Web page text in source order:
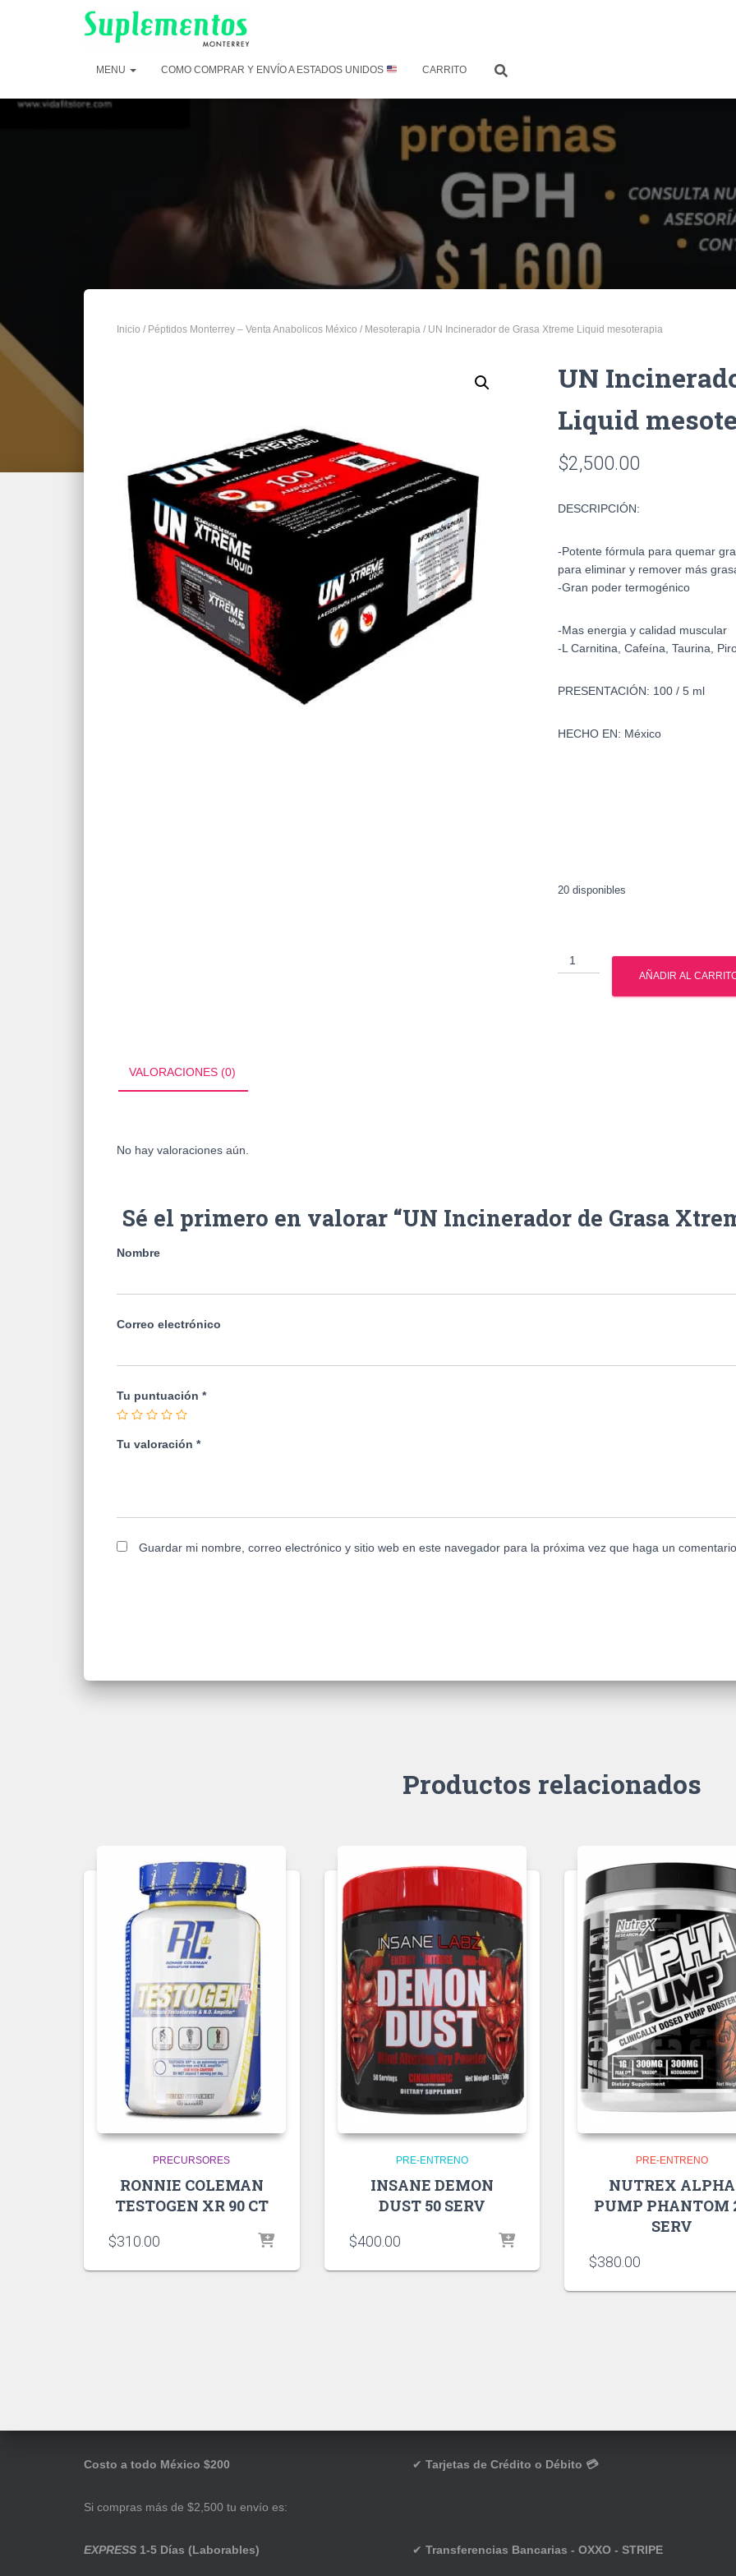
MENU COMO COMPRAR Y ENVÍO A ESTADOS UNIDOS CARRITO
Inicio / Péptidos Monterrey – Venta Anabolicos México / Mesoterapia / UN Incinerador de Grasa Xtreme Liquid mesoterapia
UN
Liquid
$2,500.00
DESCRIPCIÓN:
-Potente fórmula para quemar
para eliminar y remover más
-Gran poder termogénico
-Mas energia y calidad muscular
-L Carnitina, Cafeína, Taurina,
PRESENTACIÓN: 100 / 5 ml
HECHO EN: México
20 disponibles
UN
Incinerador
AÑADIR AL
VALORACIONES (0)
No hay valoraciones aún.
Sé el primero en valorar “UN Incinerador de Grasa
Nombre
Correo electrónico
Tu puntuación *
Tu valoración *
Guardar mi nombre, correo electrónico y sitio web en este navegador para la próxima vez que haga un
Productos relacionados
PRECURSORES
RONNIE COLEMAN
TESTOGEN XR 90 CT
$310.00
PRE-ENTRENO
INSANE DEMON
DUST 50 SERV
$400.00
PRE-ENTRENO
NUTREX ALPHA
PUMP PHANTOM
SERV
$380.00
Costo a todo México $200
Si compras más de $2,500 tu envío es:
EXPRESS 1-5 Días (Laborables)
✔ Tarjetas de Crédito o Débito 💳
✔ Transferencias Bancarias - OXXO - STRIPE